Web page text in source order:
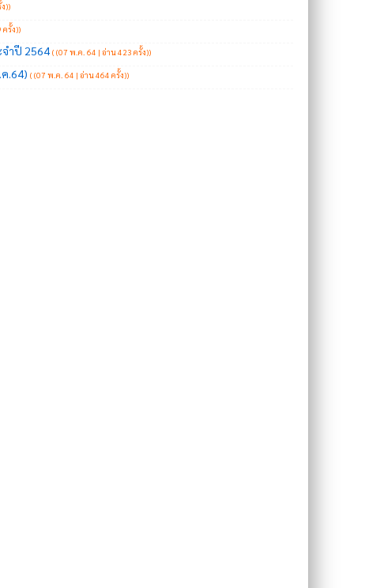
))
ครั้ง))
ำปี 2564 ((07 พ.ค. 64 | อ่าน 423 ครั้ง))
.64) ((07 พ.ค. 64 | อ่าน 464 ครั้ง))